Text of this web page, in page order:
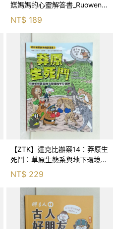
媒媽媽的心靈解答書_Ruowen
Huang
NT$ 189
【ZTK】達克比辦案14：莽原生
死鬥：草原生態系與地下環境的
生存適應_柯智元
NT$ 229